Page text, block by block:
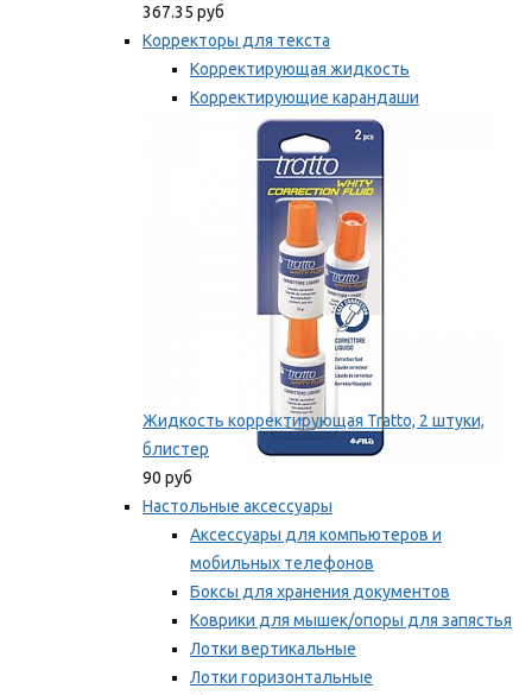
367.35 руб
Корректоры для текста
Корректирующая жидкость
Корректирующие карандаши
Корректирующие ленты
Мы рекомендуем
Жидкость корректирующая Tratto, 2 штуки,
блистер
90 руб
Настольные аксессуары
Аксессуары для компьютеров и
мобильных телефонов
Боксы для хранения документов
Коврики для мышек/опоры для запястья
Лотки вертикальные
Лотки горизонтальные